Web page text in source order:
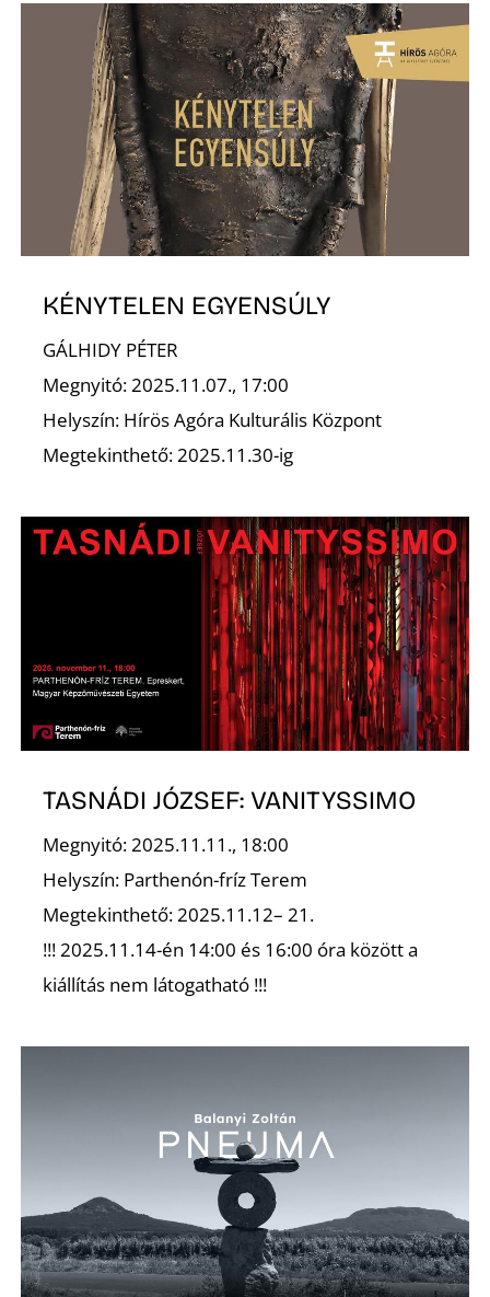
KÉNYTELEN EGYENSÚLY
GÁLHIDY PÉTER
Megnyitó: 2025.11.07., 17:00
Helyszín: Hírös Agóra Kulturális Központ
Megtekinthető: 2025.11.30-ig
TASNÁDI JÓZSEF: VANITYSSIMO
Megnyitó: 2025.11.11., 18:00
Helyszín: Parthenón-fríz Terem
Megtekinthető: 2025.11.12– 21.
!!! 2025.11.14-én 14:00 és 16:00 óra között a
kiállítás nem látogatható !!!